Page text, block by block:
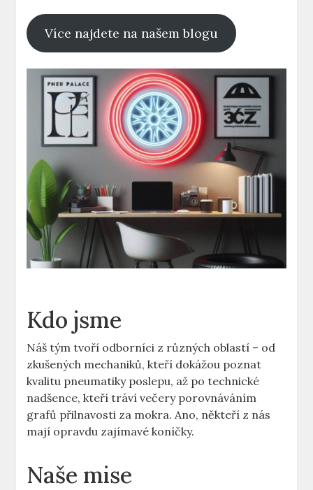
Více najdete na našem blogu
Kdo jsme
Náš tým tvoří odborníci z různých oblastí – od
zkušených mechaniků, kteří dokážou poznat
kvalitu pneumatiky poslepu, až po technické
nadšence, kteří tráví večery porovnáváním
grafů přilnavosti za mokra. Ano, někteří z nás
mají opravdu zajímavé koníčky.
Naše mise